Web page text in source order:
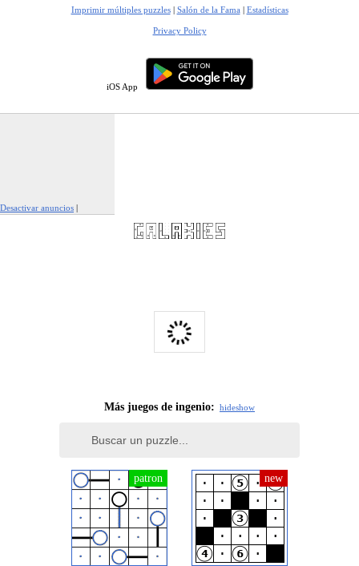
Imprimir múltiples puzzles| Salón de la Fama | Estadísticas
Privacy Policy
iOS App
Desactivar anuncios |
Más juegos de ingenio: hideshow